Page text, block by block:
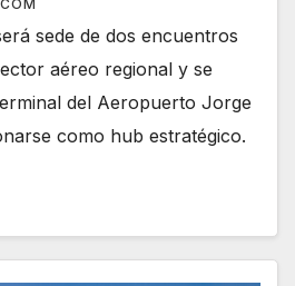
sede de dos encuentros
aéreo regional y se
del Aeropuerto Jorge
como hub estratégico.